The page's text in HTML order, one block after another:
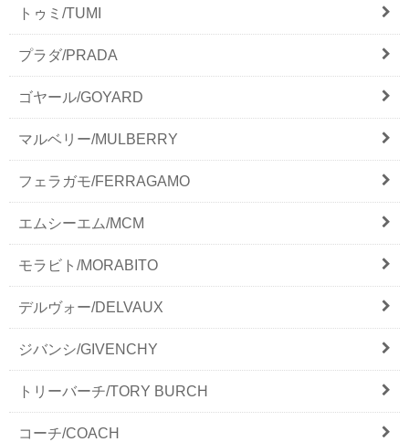
トゥミ/TUMI
プラダ/PRADA
ゴヤール/GOYARD
マルベリー/MULBERRY
フェラガモ/FERRAGAMO
エムシーエム/MCM
モラビト/MORABITO
デルヴォー/DELVAUX
ジバンシ/GIVENCHY
トリーバーチ/TORY BURCH
コーチ/COACH